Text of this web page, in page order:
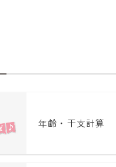
年齢・干支計算